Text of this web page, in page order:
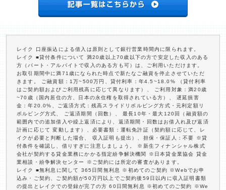
レイク 口座振込による借入は原則として銀行営業時間内に限られます。
レイク ■貸付条件について 満20歳以上70歳以下の方で安定した収入のある
方（パート・アルバイトで収入のある方も可）は、ご利用いただけます。
お取引期間中に満71歳になられた時点で新たなご融資を停止させていただ
きます。 ご融資額：1万~500万円、貸付利率：年4.5~18.0% （貸付利率
はご契約額およびご利用残高に応じて異なります）、 ご利用対象：満20歳
~70歳（国内居住の方、日本の永住権を取得されている方）、 遅延損害
金：年20.0%、ご返済方式：残高スライドリボルビング方式・元利定額リ
ボルビング方式、 ご返済期間（回数）、 最長10年・最大120回（融資額の
範囲内での追加借入や繰上返済により、返済期間・回数はお借入れ及び返済
計画に応じて 変動します）、必要書類：運転免許証（契約額に応じて、レ
イクが必要と判断した場合、 収入証明も提出）、担保・保証人：不要 ※貸
付条件を確認し、借りすぎに注意しましょう。 ※新生フィナンシャル株式
会社が契約する貸金業務にかかる指定紛争解決機関 ※日本貸金業協会 貸金
業相談・紛争解決センター ※ご契約には所定の審査があります。
レイク ■無利息に関して 365日間無利息 ※初めてのご契約 ※Webでお申
込み・ご契約、ご契約額が50万円以上でご契約後59日以内に収入証明書類
の提出とレイクでの登録が完了の方 60日間無利息 ※初めてのご契約 ※We